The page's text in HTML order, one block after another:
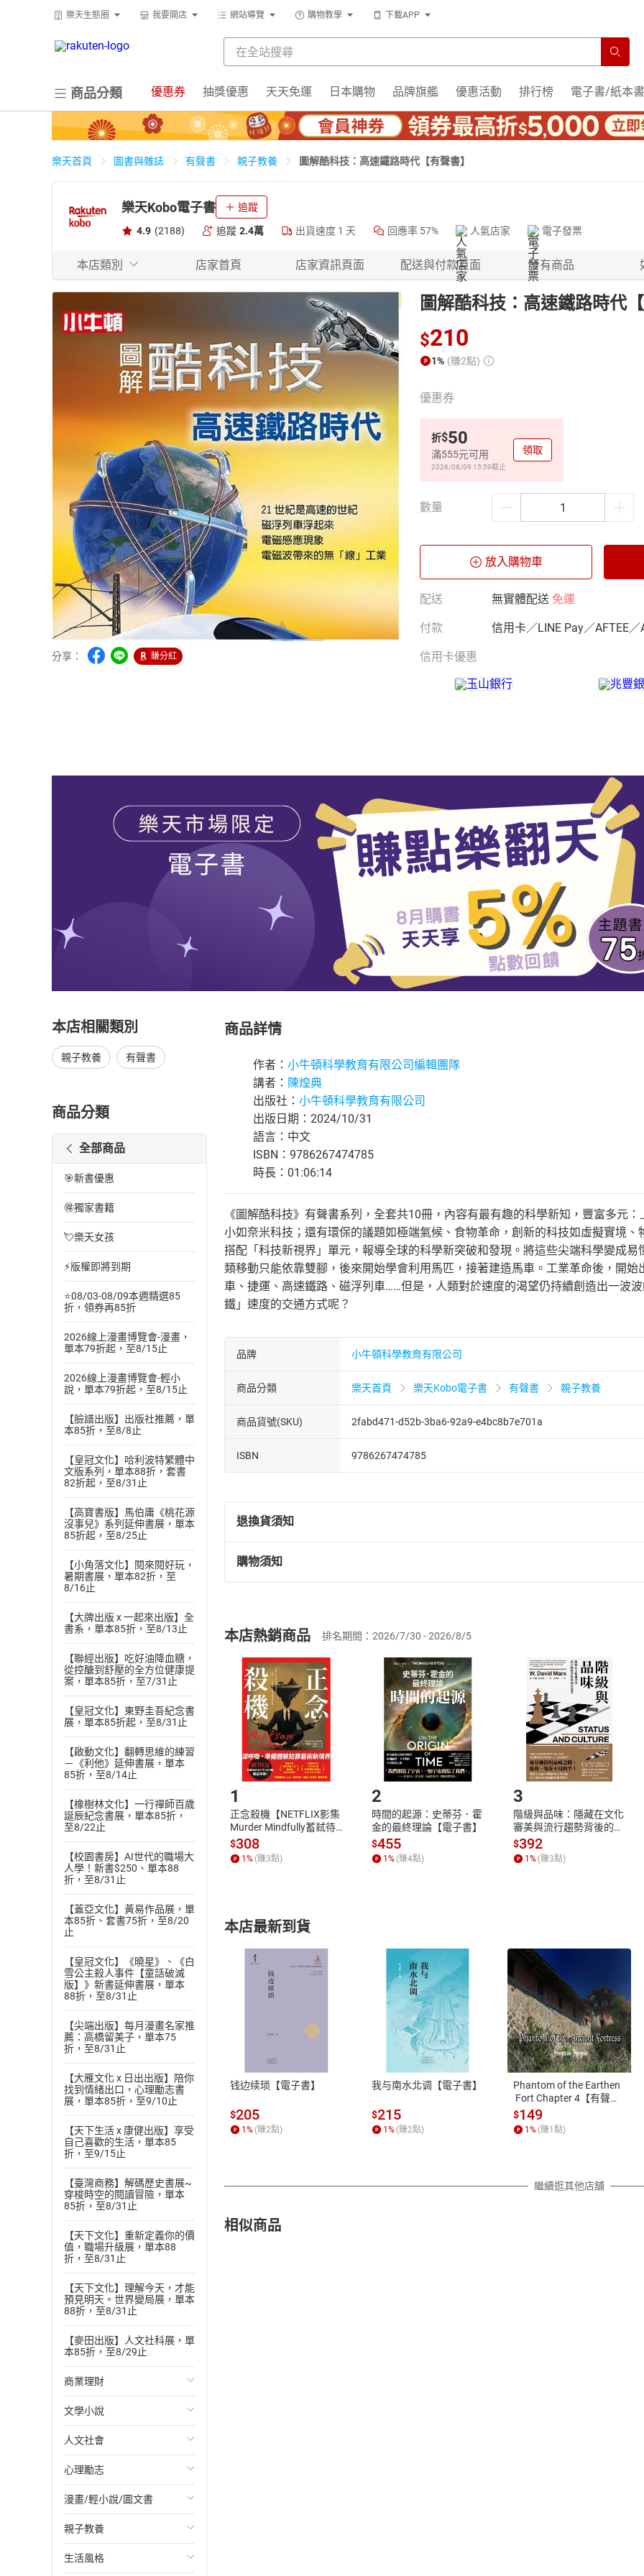
樂天生態圈 我要開店 網站導覽 購物教學 下載APP
商品分類 優惠券 抽獎優惠 天天免運 日本購物 品牌旗艦 優惠活動 排行榜 電子書/紙本書
樂天首頁 圖書與雜誌 有聲書 親子教養 圖解酷科技：高速鐵路時代【有聲書】
樂天Kobo電子書 追蹤
4.9 (2188) 追蹤 2.4萬 出貨速度 1 天 回應率 57% 人氣店家 電子發票
本店類別 店家首頁 店家資訊頁面 配送與付款頁面 所有商品
分享： 賺分紅
圖解酷科技：高速鐵路時代
$210
1% (賺2點)
優惠券
折$50
滿555元可用
2026/08/09 15:59截止
領取
數量
放入購物車
配送 無實體配送 免運
付款 信用卡／LINE Pay／AFTEE／
信用卡優惠
本店相關類別
親子教養 有聲書
商品分類
全部商品
🎯新書優惠
🉐獨家書籍
💘樂天女孩
⚡版權即將到期
⭐08/03-08/09本週精選85
折，領券再85折
2026線上漫畫博覽會-漫畫，
單本79折起，至8/15止
2026線上漫畫博覽會-輕小
說，單本79折起，至8/15止
【臉譜出版】出版社推薦，單
本85折，至8/8止
【皇冠文化】哈利波特繁體中
文版系列，單本88折，套書
82折起，至8/31止
【高寶書版】馬伯庸《桃花源
沒事兒》系列延伸書展，單本
85折起，至8/25止
【小角落文化】閱來閱好玩，
暑期書展，單本82折，至
8/16止
【大牌出版 x 一起來出版】全
書系，單本85折，至8/13止
【聯經出版】吃好油降血糖，
從控醣到舒壓的全方位健康提
案，單本85折，至7/31止
【皇冠文化】東野圭吾紀念書
展，單本85折起，至8/31止
【啟動文化】翻轉思維的練習
－《利他》延伸書展，單本
85折，至8/14止
【橡樹林文化】一行禪師百歲
誕辰紀念書展，單本85折，
至8/22止
【校園書房】AI世代的職場大
人學！新書$250、單本88
折，至8/31止
【蓋亞文化】黃易作品展，單
本85折、套書75折，至8/20
止
【皇冠文化】《曉星》、《白
雪公主殺人事件【童話破滅
版】》新書延伸書展，單本
88折，至8/31止
【尖端出版】每月漫畫名家推
薦：高橋留美子，單本75
折，至8/31止
【大雁文化 x 日出出版】陪你
找到情緒出口，心理勵志書
展，單本85折，至9/10止
【天下生活 x 康健出版】享受
自己喜歡的生活，單本85
折，至9/15止
【臺灣商務】解碼歷史書展~
穿梭時空的閱讀冒險，單本
85折，至8/31止
【天下文化】重新定義你的價
值，職場升級展，單本88
折，至8/31止
【天下文化】理解今天，才能
預見明天。世界變局展，單本
88折，至8/31止
【麥田出版】人文社科展，單
本85折，至8/29止
商業理財
投資理財
經濟/趨勢
財務/金融
管理/領導
職場工作術
成功法
文學小說
歐美文學
日本文學
韓國文學
華文文學
經典文學
人文社會
國際關係
政治
社會科學
台灣/中國歷史
心理勵志
心靈成長/情緒
人際關係
兩性關係
漫畫/輕小說/圖文書
輕小說
奇幻/科幻
親子教養
教育現場
生活風格
商品詳情
作者： 小牛頓科學教育有限公司編輯團隊
講者： 陳煌典
出版社： 小牛頓科學教育有限公司
出版日期：2024/10/31
語言：中文
ISBN：9786267474785
時長：01:06:14
《圖解酷科技》有聲書系列，全套共10冊，內容有最有趣的科學新知，豐富多元
小如奈米科技；還有環保的議題如極端氣候、食物革命，創新的科技如虛擬實境
搭配「科技新視界」單元，報導全球的科學新突破和發現。將這些尖端科學變成
類移動只能依靠雙腳，後來開始學會利用馬匹，接著建造馬車。工業革命後，開
車、捷運、高速鐵路、磁浮列車……但是，人類對於速度的渴望仍持續創造出一波
鐵」速度的交通方式呢？
品牌 小牛頓科學教育有限公司
商品分類 樂天首頁 樂天Kobo電子書 有聲書 親子教養
商品貨號(SKU) 2fabd471-d52b-3ba6-92a9-e4bc8b7e701a
ISBN 9786267474785
退換貨須知
退換貨規定：
(一)依消費者保護法第19條第1項後段暨通訊交易解除權合理例外情事適用
(二)消費者訂購本店鋪之商品即代表知悉本店鋪所銷售之商品為電子書，
且已下載/存取電子書，不得請求退貨退款。
退貨方式：您欲取消訂單或辦理退貨時，請登入樂天市場，並於「我的訂單
貨」，本店鋪將依您的申請進行審核，待審核通過後將為您辦理退款事宜。
請注意，樂天市場須以整筆訂單為單位進行取消/退貨，恕無法以單支商品取
購物須知
挑選商品
Choose
放入購物車
Shopping cart
登入帳號
Login
購書後，如何開始使用？
Step1.選擇閱讀載具 Step2.登入
付款方式
ATM轉帳、信用卡、LINE PAY、AFTEE
退換貨規範
本店是否提供消費者保護法七日猶
之權利，遽消費者保護法及通訊交
除權合理例外情事適用準則，依商
質各有不同規定。詳細退換貨說明
照各商品說明。
本店熱銷商品 排名期間：2026/7/30 - 2026/8/5
1
正念殺機【NETFLIX影集
Murder Mindfully蓄弒待
發】【電子書】
$308
1 % (賺3點)
2
時間的起源：史蒂芬．霍
金的最終理論【電子書】
$455
1 % (賺4點)
3
階級與品味：隱藏在文化
審美與流行趨勢背後的地
位渴望【電子書】
$392
1 % (賺3點)
本店最新到貨
钱边续琐【電子書】
$205
1 % (賺2點)
我与南水北调【電子書】
$215
1 % (賺2點)
Phantom of the Earthen
Fort Chapter 4【有聲
書】
$149
1 % (賺1 點)
繼續逛其他店舖
相似商品